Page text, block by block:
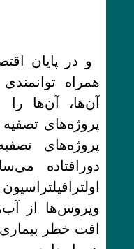
همراه
آن‌ها، آن‌ها را
پروژه‌های
پروژه‌های
دورافتاده
ویروس‌ها از
افت خطر